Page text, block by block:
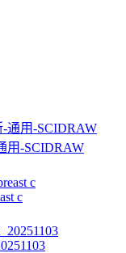
用-SCIDRAW
c